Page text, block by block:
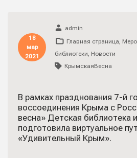
18
мар
2021
admin
Главная страница,
библиотеки, Новости
КрымскаяВесна
В рамках празднования 7-й
воссоединения Крыма с
весна» Детская библиотека
подготовила виртуальное
«Удивительный Крым».